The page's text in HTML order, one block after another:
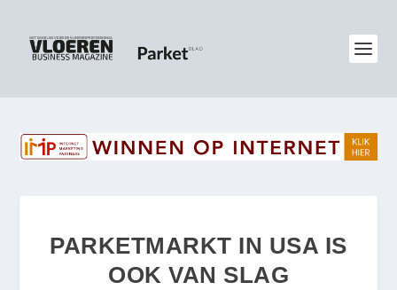
PARKETMARKT IN USA IS
OOK VAN SLAG